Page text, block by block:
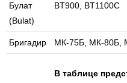
Булат
(Bulat)
BT900, BT1100C
Бригадир МК-75Б, МК-80Б,
В таблице